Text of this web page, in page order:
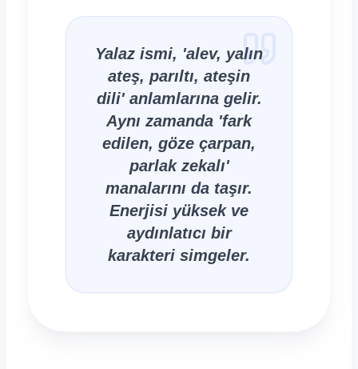
Yalaz ismi, 'alev, yalın
ateş, parıltı, ateşin
dili' anlamlarına gelir.
Aynı zamanda 'fark
edilen, göze çarpan,
parlak zekalı'
manalarını da taşır.
Enerjisi yüksek ve
aydınlatıcı bir
karakteri simgeler.